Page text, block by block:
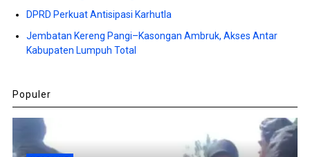
DPRD Perkuat Antisipasi Karhutla
Jembatan Kereng Pangi–Kasongan Ambruk, Akses Antar
Kabupaten Lumpuh Total
Populer